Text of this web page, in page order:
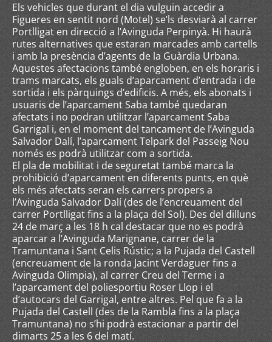
Els vehicles que durant el dia vulguin accedir a
Figueres en sentit nord (Motel) se’ls desviarà al carrer
Portlligat en direcció a l’Avinguda Perpinyà. Hi haurà
rutes alternatives que estaran marcades amb cartells
i amb la presència d’agents de la Guàrdia Urbana.
Aquestes afectacions també engloben, en els horaris i
trams marcats, els guals d’aparcament d’entrada i de
sortida i els pàrquings d’edificis. A més, els abonats i
usuaris de l’aparcament Saba també quedaran
afectats i no podran utilitzar l’aparcament Saba
Garrigal i, en el moment del tancament de l’Avinguda
Salvador Dalí, l’aparcament Telpark del Passeig Nou
només es podrà utilitzar com a sortida.
El pla de mobilitat i de seguretat també marca la
prohibició d’aparcament en diferents punts, en què
els més afectats seran els carrers propers a
l’Avinguda Salvador Dalí (des de l’encreuament del
carrer Portlligat fins a la plaça del Sol). Des del dilluns
24 de març a les 18 h cal destacar que no es podrà
aparcar a l’Avinguda Marignane, carrer de la
Tramuntana i Sant Celis Rústic; a la Pujada del Castell
(encreuament de la ronda Jacint Verdaguer fins a
Avinguda Olimpia), al carrer Creu del Terme i a
l’aparcament del poliesportiu Roser Llop i el
d’autocars del Garrigal, entre altres. Pel que fa a la
Pujada del Castell (des de la Rambla fins a la plaça
Tramuntana) no s’hi podrà estacionar a partir del
dimarts 25 a les 6 del matí.